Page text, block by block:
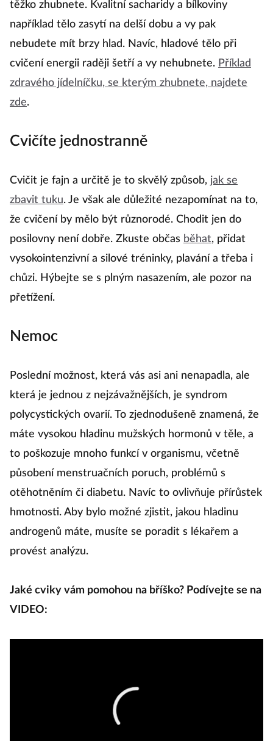
těžko zhubnete. Kvalitní sacharidy a bílkoviny
například tělo zasytí na delší dobu a vy pak
nebudete mít brzy hlad. Navíc, hladové tělo při
cvičení energii raději šetří a vy nehubnete. Příklad
zdravého jídelníčku, se kterým zhubnete, najdete
zde.
Cvičíte jednostranně
Cvičit je fajn a určitě je to skvělý způsob, jak se
zbavit tuku. Je však ale důležité nezapomínat na to,
že cvičení by mělo být různorodé. Chodit jen do
posilovny není dobře. Zkuste občas běhat, přidat
vysokointenzivní a silové tréninky, plavání a třeba i
chůzi. Hýbejte se s plným nasazením, ale pozor na
přetížení.
Nemoc
Poslední možnost, která vás asi ani nenapadla, ale
která je jednou z nejzávažnějších, je syndrom
polycystických ovarií. To zjednodušeně znamená, že
máte vysokou hladinu mužských hormonů v těle, a
to poškozuje mnoho funkcí v organismu, včetně
působení menstruačních poruch, problémů s
otěhotněním či diabetu. Navíc to ovlivňuje přírůstek
hmotnosti. Aby bylo možné zjistit, jakou hladinu
androgenů máte, musíte se poradit s lékařem a
provést analýzu.
Jaké cviky vám pomohou na bříško? Podívejte se na
VIDEO: